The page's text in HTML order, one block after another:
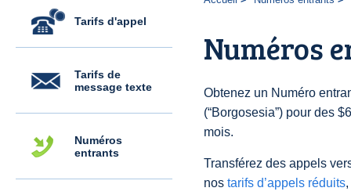
Tarifs d'appel
Tarifs de
message texte
Numéros
entrants
Numéros
Obtenez un Numéro
(“Borgosesia”) pour des
mois.
Transférez des appels
nos tarifs d’appels réduits